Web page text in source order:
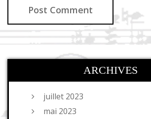
ARCHIVES
juillet 2023
mai 2023